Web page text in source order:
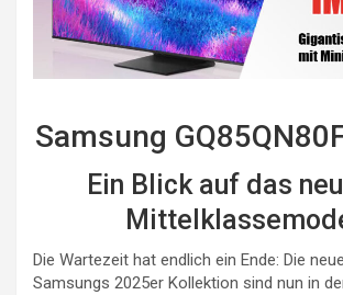
Samsung
Ein Blick auf das
Die Wartezeit hat endlich ein Ende: Die
Samsungs 2025er Kollektion sind nun in